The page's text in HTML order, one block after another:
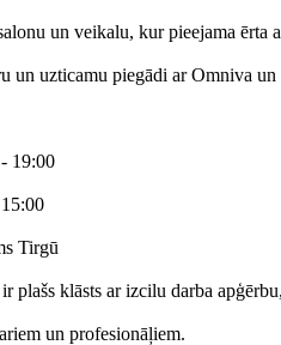
un veikalu, kur pieejama ērta
un uzticamu piegādi ar Omniva
19:00
Tirgū
plašs klāsts ar izcilu darba
un profesionāļiem.